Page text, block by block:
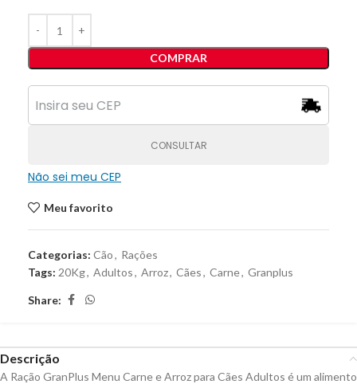
COMPRAR
CONSULTAR
Não sei meu CEP
Meu favorito
Categorias: Cão, Rações
Tags: 20Kg, Adultos, Arroz, Cães, Carne, Granplus
Share:
Descrição
A Ração GranPlus Menu Carne e Arroz para Cães Adultos é um alimento